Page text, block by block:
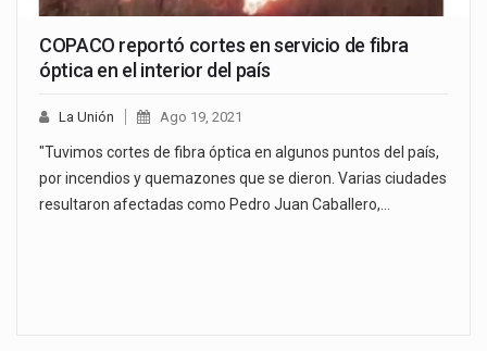
COPACO reportó cortes en servicio de fibra
óptica en el interior del país
La Unión Ago 19, 2021
"Tuvimos cortes de fibra óptica en algunos puntos del país,
por incendios y quemazones que se dieron. Varias ciudades
resultaron afectadas como Pedro Juan Caballero,…